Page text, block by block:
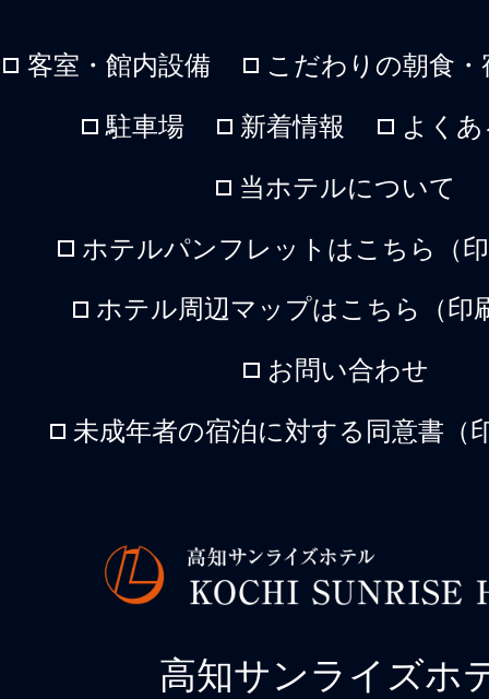
客室・館内設備 こだわりの朝食
駐車場 新着情報 よく
当ホテルについて
ホテルパンフレットはこちら（
ホテル周辺マップはこちら（印
お問い合わせ
未成年者の宿泊に対する同意書（
高知サンライズホ